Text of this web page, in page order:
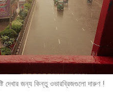
দেখার জন্য কিন্তু ওভারব্রিজগুলো দারুণ !